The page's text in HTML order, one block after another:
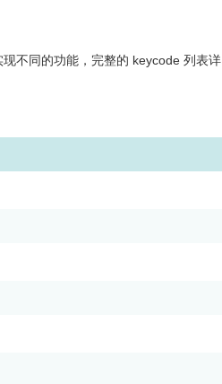
不同的功能，完整的 keycode 列表详